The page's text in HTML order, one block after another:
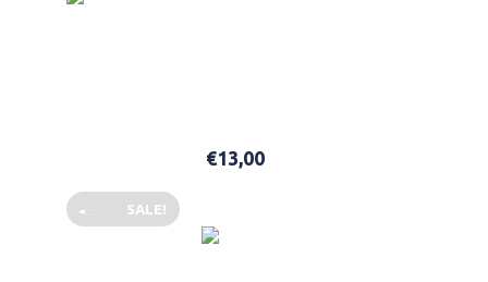
€13,00
SALE!